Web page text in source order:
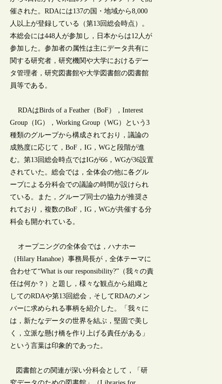
催された。RDAには137の国・地域から8,000
人以上が登録している（第13回総会時点）。
本総会には448人が参加し，日本からは12人が
参加した。参加者の属性は主にデータ共有に
関する研究者，研究機関や大学におけるデー
タ管理者，研究図書館や大学図書館の図書館
員等である。
RDAはBirds of a Feather（BoF），Interest
Group（IG），Working Group（WG）という3
種類のグループから構成されており，議論の
成熟度に応じて，BoF，IG，WGと段階が進
む。第13回総会時点ではIGが66，WGが36設置
されていた。総会では，全体会の他に各グル
ープによる分科会での議論の時間が設けられ
ている。また，グループ同士の協力が推奨さ
れており，複数のBoF，IG，WGが共催する分
科会も開かれている。
オープニングの全体会では，ハナホー
（Hilary Hanahoe）事務局長が，全体テーマに
合わせて“What is our responsibility?”（我々の責
任は何か？）と題し，様々な観点から組織と
してのRDAや第13回総会，そしてRDAのメン
バーに求められる事柄を紹介した。「我々に
は，新たなデータの世界を結ぶ，堅固で美し
く，立派な懸け橋を作り上げる責任がある」
という言葉は印象的であった。
図書館との関連が深い分科会として，「研